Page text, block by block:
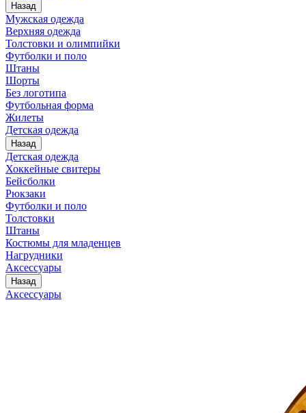
Назад
Мужская одежда
Верхняя одежда
Толстовки и олимпийки
Футболки и поло
Штаны
Шорты
Без логотипа
Футбольная форма
Жилеты
Детская одежда
Назад
Детская одежда
Хоккейные свитеры
Бейсболки
Рюкзаки
Футболки и поло
Толстовки
Штаны
Костюмы для младенцев
Нагрудники
Аксессуары
Назад
Аксессуары